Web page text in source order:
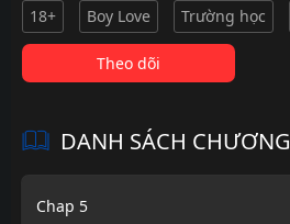
18+ Boy Love Trường học
Theo dõi
DANH SÁCH CHƯƠNG
Chap 5